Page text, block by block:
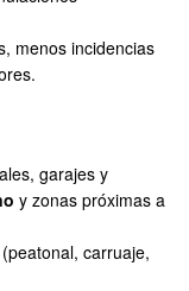
menos incidencias
garajes y
y zonas próximas a
carruaje,